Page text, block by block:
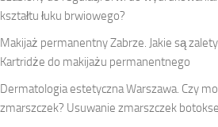
kształtu łuku brwiowego?
Makijaż permanentny Zabrze. Jakie są
Kartridże do makijażu permanentnego
Dermatologia estetyczna Warszawa. Czy
zmarszczek? Usuwanie zmarszczek